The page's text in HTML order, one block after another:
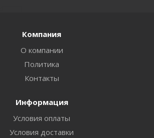
Компания
О компании
Политика
Контакты
Информация
Условия оплаты
Условия доставки